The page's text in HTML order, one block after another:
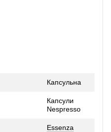
Капсульна
Капсули
Nespresso
Essenza